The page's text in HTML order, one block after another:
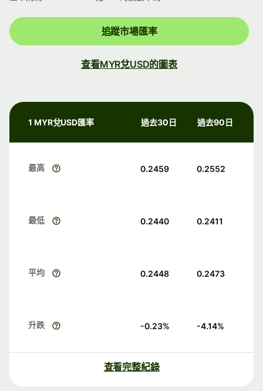
追蹤市場匯率
查看MYR兌USD的圖表
1 MYR兌USD匯率 過去30日 過去90日
最高 0.2459 0.2552
最低 0.2440 0.2411
平均 0.2448 0.2473
升跌 -0.23% -4.14%
查看完整紀錄